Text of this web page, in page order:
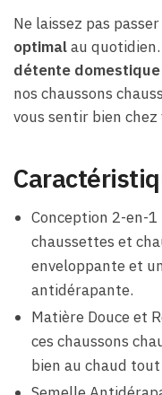
Ne laissez pas
optimalau
détente domestique
nos chaussons
vous sentir bien
Conception 2-en-
chaussettes et
enveloppante et
antidérapante.
Matière Douce et
ces chaussons
bien au chaud